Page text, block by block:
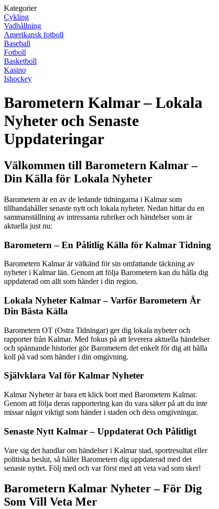
Kategorier
Cykling
Vadhållning
Amerikansk fotboll
Baseball
Fotboll
Basketboll
Kasino
Ishockey
Barometern Kalmar – Lokala
Nyheter och Senaste
Uppdateringar
Välkommen till Barometern Kalmar –
Din Källa för Lokala Nyheter
Barometern är en av de ledande tidningarna i Kalmar som
tillhandahåller senaste nytt och lokala nyheter. Nedan hittar du en
sammanställning av intressanta rubriker och händelser som är
aktuella just nu:
Barometern – En Pålitlig Källa för Kalmar Tidning
Barometern Kalmar är välkänd för sin omfattande täckning av
nyheter i Kalmar län. Genom att följa Barometern kan du hålla dig
uppdaterad om allt som händer i din region.
Lokala Nyheter Kalmar – Varför Barometern Är
Din Bästa Källa
Barometern OT (Ostra Tidningar) ger dig lokala nyheter och
rapporter från Kalmar. Med fokus på att leverera aktuella händelser
och spännande historier gör Barometern det enkelt för dig att hålla
koll på vad som händer i din omgivning.
Självklara Val för Kalmar Nyheter
Kalmar Nyheter är bara ett klick bort med Barometern Kalmar.
Genom att följa deras rapportering kan du vara säker på att du inte
missar något viktigt som händer i staden och dess omgivningar.
Senaste Nytt Kalmar – Uppdaterat Och Pålitligt
Vare sig det handlar om händelser i Kalmar stad, sportresultat eller
politiska beslut, så håller Barometern dig uppdaterad med det
senaste nyttet. Följ med och var först med att veta vad som sker!
Barometern Kalmar Nyheter – För Dig
Som Vill Veta Mer